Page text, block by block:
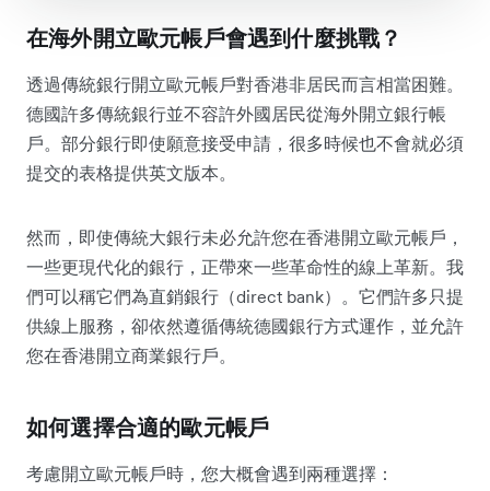
在海外開立歐元帳戶會遇到什麼挑戰？
透過傳統銀行開立歐元帳戶對香港非居民而言相當困難。
德國許多傳統銀行並不容許外國居民從海外開立銀行帳
戶。部分銀行即使願意接受申請，很多時候也不會就必須
提交的表格提供英文版本。
然而，即使傳統大銀行未必允許您在香港開立歐元帳戶，
一些更現代化的銀行，正帶來一些革命性的線上革新。我
們可以稱它們為直銷銀行（direct bank）。它們許多只提
供線上服務，卻依然遵循傳統德國銀行方式運作，並允許
您在香港開立商業銀行戶。
如何選擇合適的歐元帳戶
考慮開立歐元帳戶時，您大概會遇到兩種選擇：